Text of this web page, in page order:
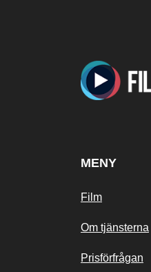
MENY
Film
Om tjänsterna
Prisförfrågan